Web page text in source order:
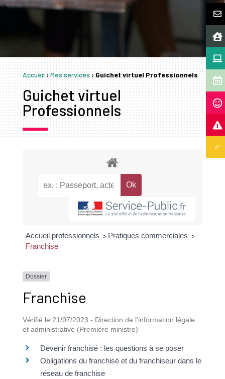
Accueil›Mes services›Guichet virtuel Professionnels
Guichet virtuel
Professionnels
Accueil professionnels > Pratiques commerciales >
Franchise
Dossier
Franchise
Vérifié le 21/07/2023 - Direction de l'information légale
et administrative (Première ministre)
Devenir franchisé : les questions à se poser
Obligations du franchisé et du franchiseur dans le
réseau de franchise